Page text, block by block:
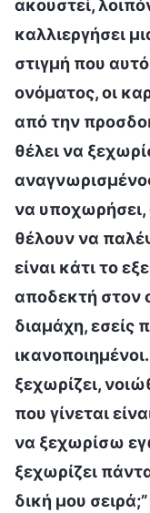
ακουστεί,
καλλιεργήσει
στιγμή που
ονόματος, οι
από την
θέλει να
να υποχωρήσει,
θέλουν να
είναι κάτι το
αποδεκτή στον
διαμάχη, εσείς
ξεχωρίζει,
που γίνεται
να ξεχωρίσω
ξεχωρίζει
δική μου